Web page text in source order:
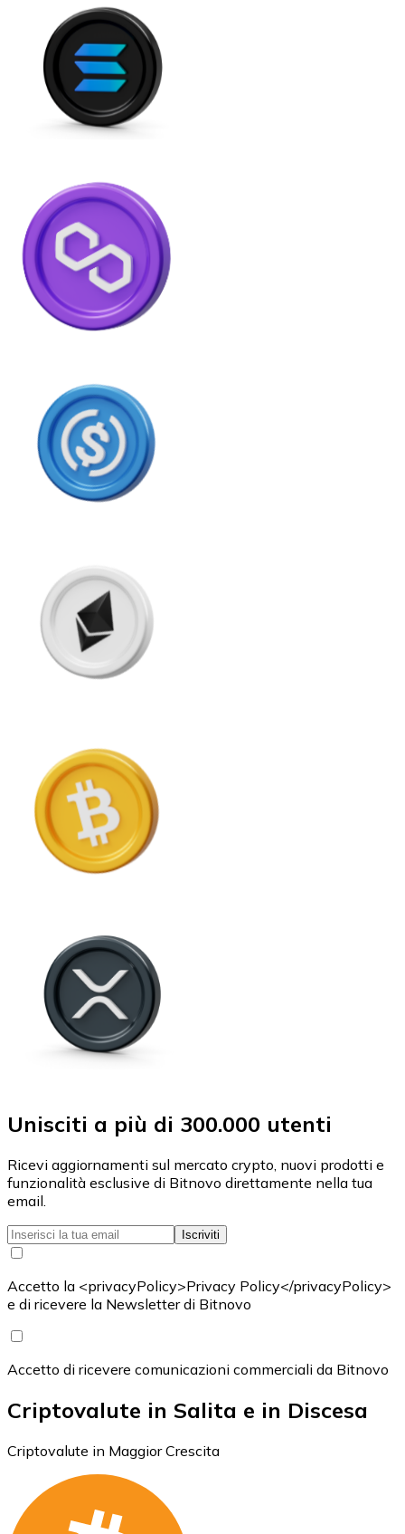
Unisciti a più di 300.000 utenti
Ricevi aggiornamenti sul mercato crypto, nuovi prodotti e
funzionalità esclusive di Bitnovo direttamente nella tua
email.
Iscriviti
Accetto la <privacyPolicy>Privacy Policy</privacyPolicy>
e di ricevere la Newsletter di Bitnovo
Accetto di ricevere comunicazioni commerciali da Bitnovo
Criptovalute in Salita e in Discesa
Criptovalute in Maggior Crescita